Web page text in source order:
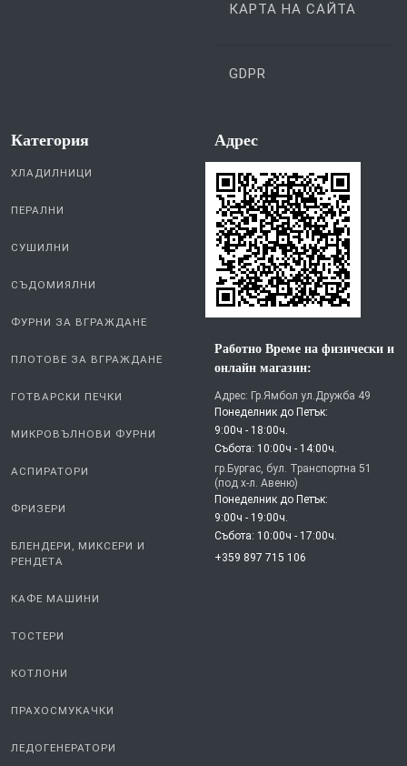
КАРТА НА САЙТА
GDPR
Категория
ХЛАДИЛНИЦИ
ПЕРАЛНИ
СУШИЛНИ
СЪДОМИЯЛНИ
ФУРНИ ЗА ВГРАЖДАНЕ
ПЛОТОВЕ ЗА ВГРАЖДАНЕ
ГОТВАРСКИ ПЕЧКИ
МИКРОВЪЛНОВИ ФУРНИ
АСПИРАТОРИ
ФРИЗЕРИ
БЛЕНДЕРИ, МИКСЕРИ И
РЕНДЕТА
КАФЕ МАШИНИ
ТОСТЕРИ
КОТЛОНИ
ПРАХОСМУКАЧКИ
ЛЕДОГЕНЕРАТОРИ
Aдрес
Работно Време на физически и
онлайн магазин:
Адрес: Гр.Ямбол ул.Дружба 49
Понеделник до Петък:
9:00ч - 18:00ч.
Събота: 10:00ч - 14:00ч.
гр.Бургас, бул. Транспортна 51
(под х-л. Авеню)
Понеделник до Петък:
9:00ч - 19:00ч.
Събота: 10:00ч - 17:00ч.
+359 897 715 106